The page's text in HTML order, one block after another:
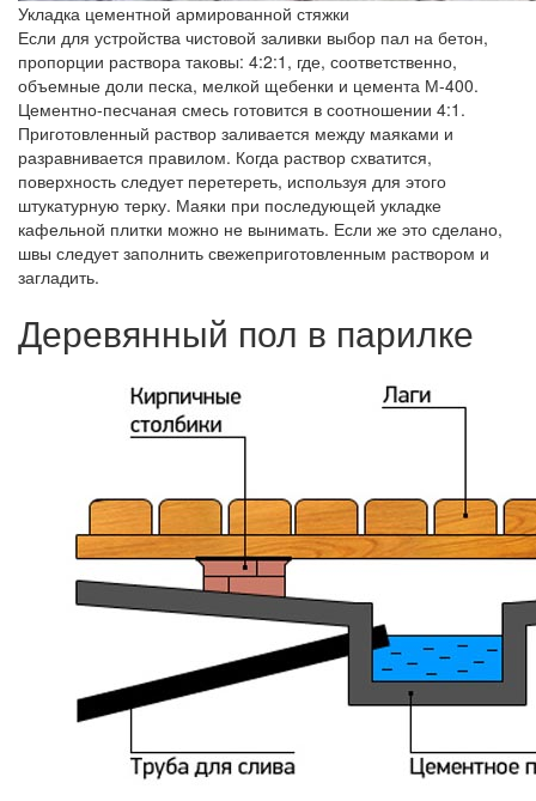
Укладка цементной армированной стяжки
Если для устройства чистовой заливки выбор пал на бетон,
пропорции раствора таковы: 4:2:1, где, соответственно,
объемные доли песка, мелкой щебенки и цемента М-400.
Цементно-песчаная смесь готовится в соотношении 4:1.
Приготовленный раствор заливается между маяками и
разравнивается правилом. Когда раствор схватится,
поверхность следует перетереть, используя для этого
штукатурную терку. Маяки при последующей укладке
кафельной плитки можно не вынимать. Если же это сделано,
швы следует заполнить свежеприготовленным раствором и
загладить.
Деревянный пол в парилке